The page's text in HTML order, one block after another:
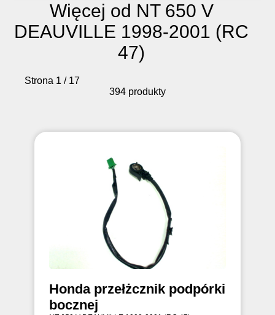
Więcej od NT 650 V
DEAUVILLE 1998-2001 (RC
47)
Strona 1 / 17
394 produkty
Honda przełżcznik podpórki
bocznej